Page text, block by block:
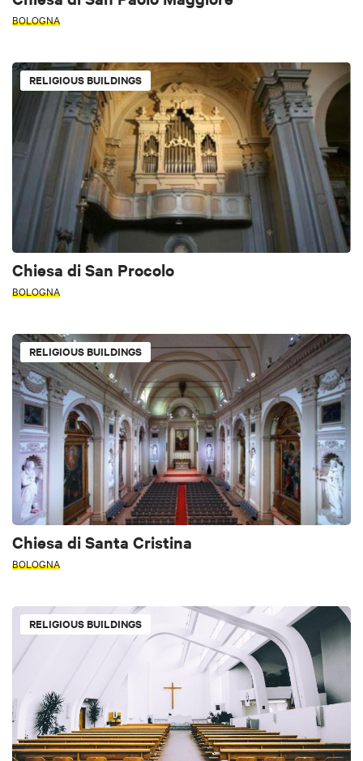
BOLOGNA
RELIGIOUS BUILDINGS
Chiesa di San Procolo
BOLOGNA
RELIGIOUS BUILDINGS
Chiesa di Santa Cristina
BOLOGNA
RELIGIOUS BUILDINGS